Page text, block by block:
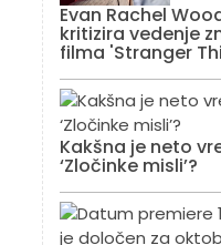
Evan Rachel
kritizira vedenje
filma 'Stranger
Kakšna je neto
‘Zločinke misli’?